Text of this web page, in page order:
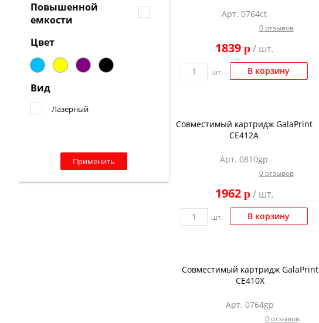
Повышенной
емкости
Цвет
Вид
Лазерный
Применить
Арт. 0764ct
0 отзывов
1839 p/ шт.
шт. В корзину
Совместимый картридж GalaPrint
CE412A
Арт. 0810gp
0 отзывов
1962 p/ шт.
шт. В корзину
Совместимый картридж GalaPrint
CE410X
Арт. 0764gp
0 отзывов